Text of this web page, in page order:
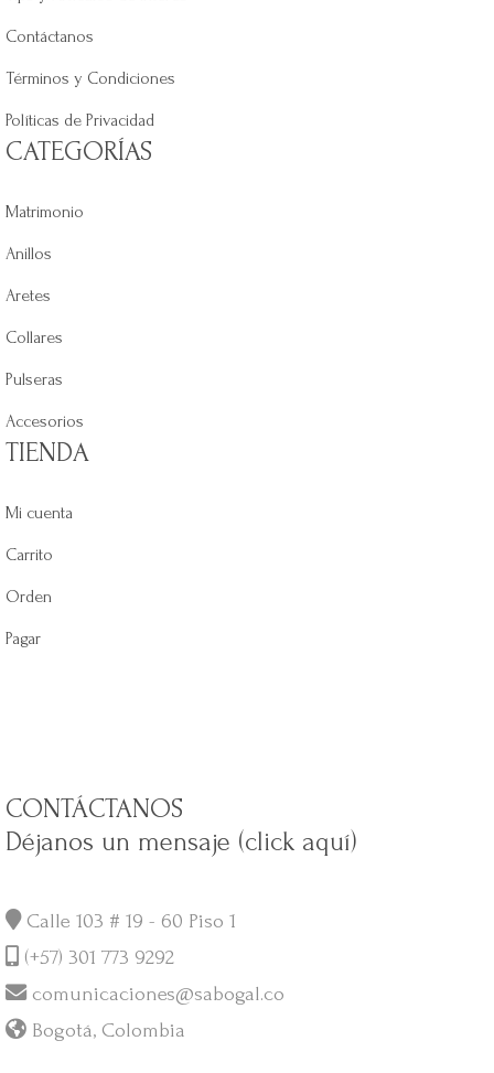
Contáctanos
Términos y Condiciones
Políticas de Privacidad
CATEGORÍAS
Matrimonio
Anillos
Aretes
Collares
Pulseras
Accesorios
TIENDA
Mi cuenta
Carrito
Orden
Pagar
CONTÁCTANOS
Déjanos un mensaje (click aquí)
Calle 103 # 19 - 60 Piso 1
(+57) 301 773 9292
comunicaciones@sabogal.co
Bogotá, Colombia